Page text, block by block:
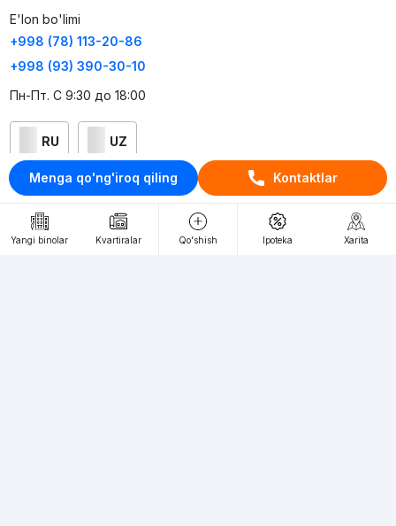
Menga qo'ng'iroq qiling Kontaktlar
Yangi binolar Kvartiralar Qo'shish Ipoteka Xarita
E'lon bo'limi
+998 (78) 113-20-86
+998 (93) 390-30-10
Пн-Пт. С 9:30 до 18:00
RU UZ
Kontaktlar
loyiha haqida